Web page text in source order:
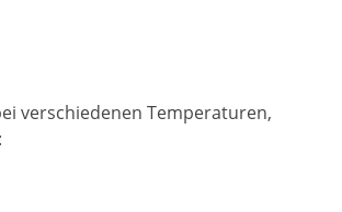
verschiedenen Temperaturen,